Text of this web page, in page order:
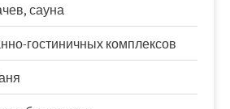
сауна
гостиничных комплексов